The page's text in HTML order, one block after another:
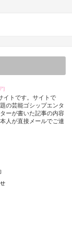
]
イトです。サイトで
の芸能ゴシップエンタ
ーが書いた記事の内容
人が直接メールでご連